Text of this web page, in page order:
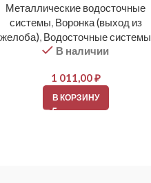
Металлические водосточные
системы, Воронка (выход из
желоба), Водосточные системы
В наличии
1 011,00₽
В КОРЗИНУ